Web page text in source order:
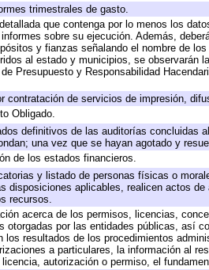
trimestrales de gasto.
que contenga por lo menos los
sobre su ejecución. Además,
y fianzas señalando el nombre de
al estado y municipios, se observarán
Presupuesto y Responsabilidad
contratación de servicios de impresión,
Obligado.
definitivos de las auditorías concluidas
una vez que se hayan agotado y
de los estados financieros.
y listado de personas físicas o
disposiciones aplicables, realicen actos
recursos.
acerca de los permisos, licencias,
otorgadas por las entidades públicas, así
resultados de los procedimientos
a particulares, la información al
autorización o permiso, el